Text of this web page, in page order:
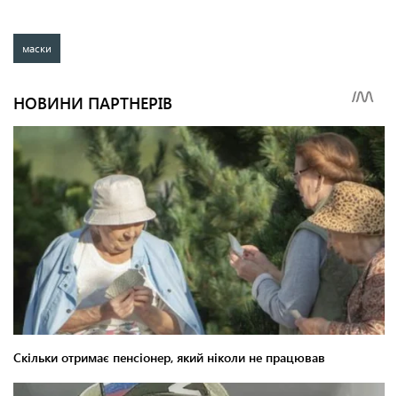
маски